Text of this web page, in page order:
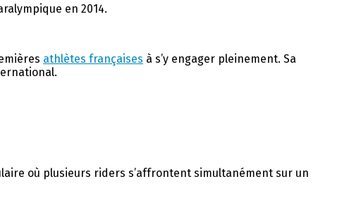
en 2014.
athlètes françaises à s’y engager pleinement. Sa
où plusieurs riders s’affrontent simultanément sur un